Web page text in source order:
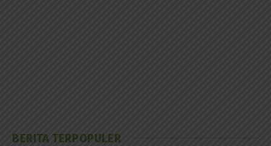
BERITA TERPOPULER